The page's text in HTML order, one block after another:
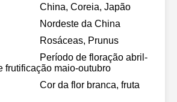
China, Coreia, Japão
Nordeste da China
Rosáceas, Prunus
Período de floração abril-
frutificação maio-outubro
Cor da flor branca, fruta